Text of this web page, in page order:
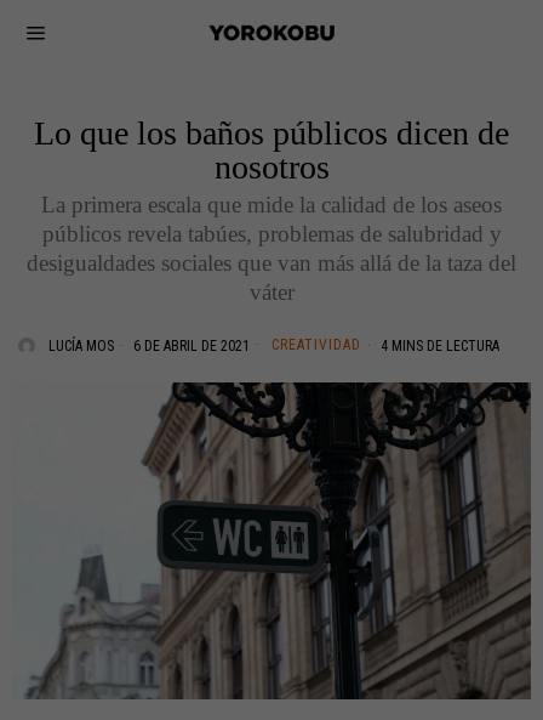
Lo que los baños públicos dicen de
nosotros
La primera escala que mide la calidad de los aseos
públicos revela tabúes, problemas de salubridad y
desigualdades sociales que van más allá de la taza del
váter
LUCÍA MOS 6 DE ABRIL DE 2021 CREATIVIDAD 4 MINS DE LECTURA